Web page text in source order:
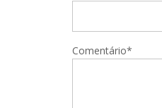
Comentário*